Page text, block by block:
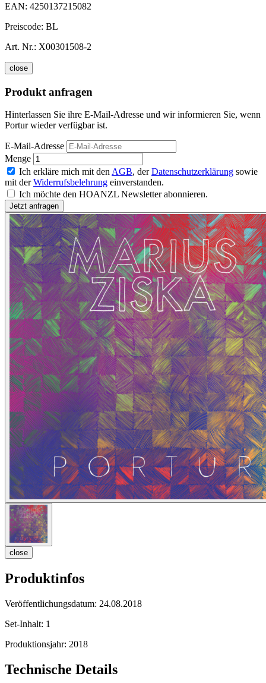
EAN: 4250137215082
Preiscode: BL
Art. Nr.: X00301508-2
close
Produkt anfragen
Hinterlassen Sie ihre E-Mail-Adresse und wir informieren Sie, wenn
Portur wieder verfügbar ist.
E-Mail-Adresse
Menge
Ich erkläre mich mit den AGB, derDatenschutzerklärung sowie
mit derWiderrufsbelehrung einverstanden.
Ich möchte den HOANZL Newsletter abonnieren.
close
Produktinfos
Veröffentlichungsdatum: 24.08.2018
Set-Inhalt: 1
Produktionsjahr: 2018
Technische Details